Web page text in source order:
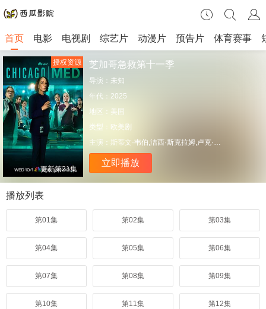
首页 电影 电视剧 综艺片 动漫片 预告片 体育赛事
更新第21集
授权资源 芝加哥急救第十一季
导演： 未知
年代： 2025
地区： 美国
类型： 欧美剧
主演： 斯蒂文·韦伯,洁西·斯克拉姆,卢克·米切尔,莎拉·拉莫斯
立即播放
播放列表
第01集 第02集 第03集
第04集 第05集 第06集
第07集 第08集 第09集
第10集 第11集 第12集